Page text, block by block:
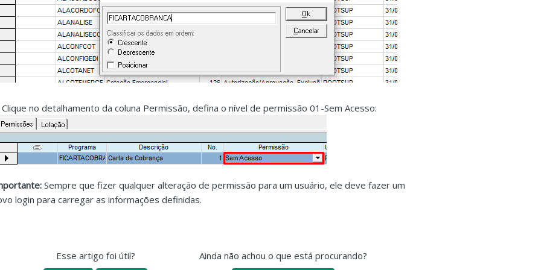
Clique no detalhamento da coluna Permissão, defina o nível de permissão 01-Sem Acesso:
Sempre que fizer qualquer alteração de permissão para um usuário, ele deve fazer um
login para carregar as informações definidas.
Esse artigo foi útil? Ainda não achou o que está procurando?